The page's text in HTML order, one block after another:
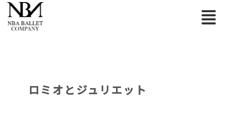
ロミオとジュリエット